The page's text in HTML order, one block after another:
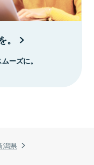
潟県
ーズに。